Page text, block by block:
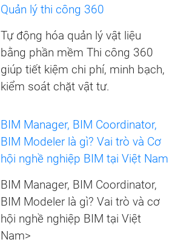
Quản lý thi công 360
Tự động hóa quản lý vật liệu
bằng phần mềm Thi công 360
giúp tiết kiệm chi phí, minh bạch,
kiểm soát chặt vật tư.
BIM Manager, BIM Coordinator,
BIM Modeler là gì? Vai trò và Cơ
hội nghề nghiệp BIM tại Việt Nam
BIM Manager, BIM Coordinator,
BIM Modeler là gì? Vai trò và cơ
hội nghề nghiệp BIM tại Việt
Nam>